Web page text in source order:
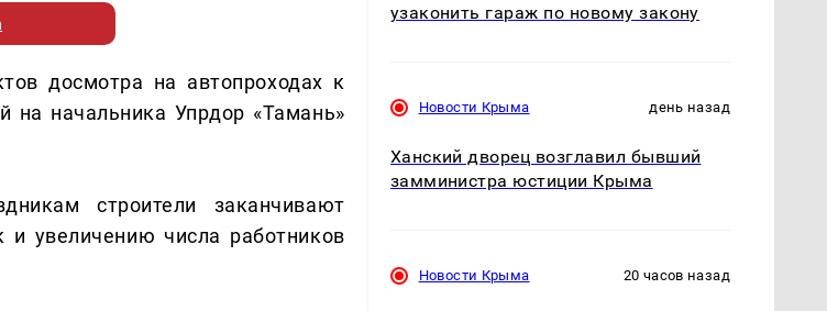
досмотра на автопроходах к
начальника Упрдор «Тамань»
строители заканчивают
увеличению числа работников
узаконить гараж по новому закону
Новости Крыма день назад
Ханский дворец возглавил бывший
замминистра юстиции Крыма
Новости Крыма 20 часов назад